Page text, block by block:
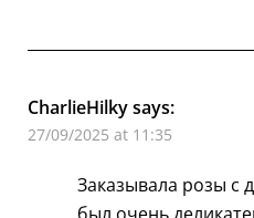
CharlieHilkysays:
27/09/2025 at 11:35
Заказывала розы с